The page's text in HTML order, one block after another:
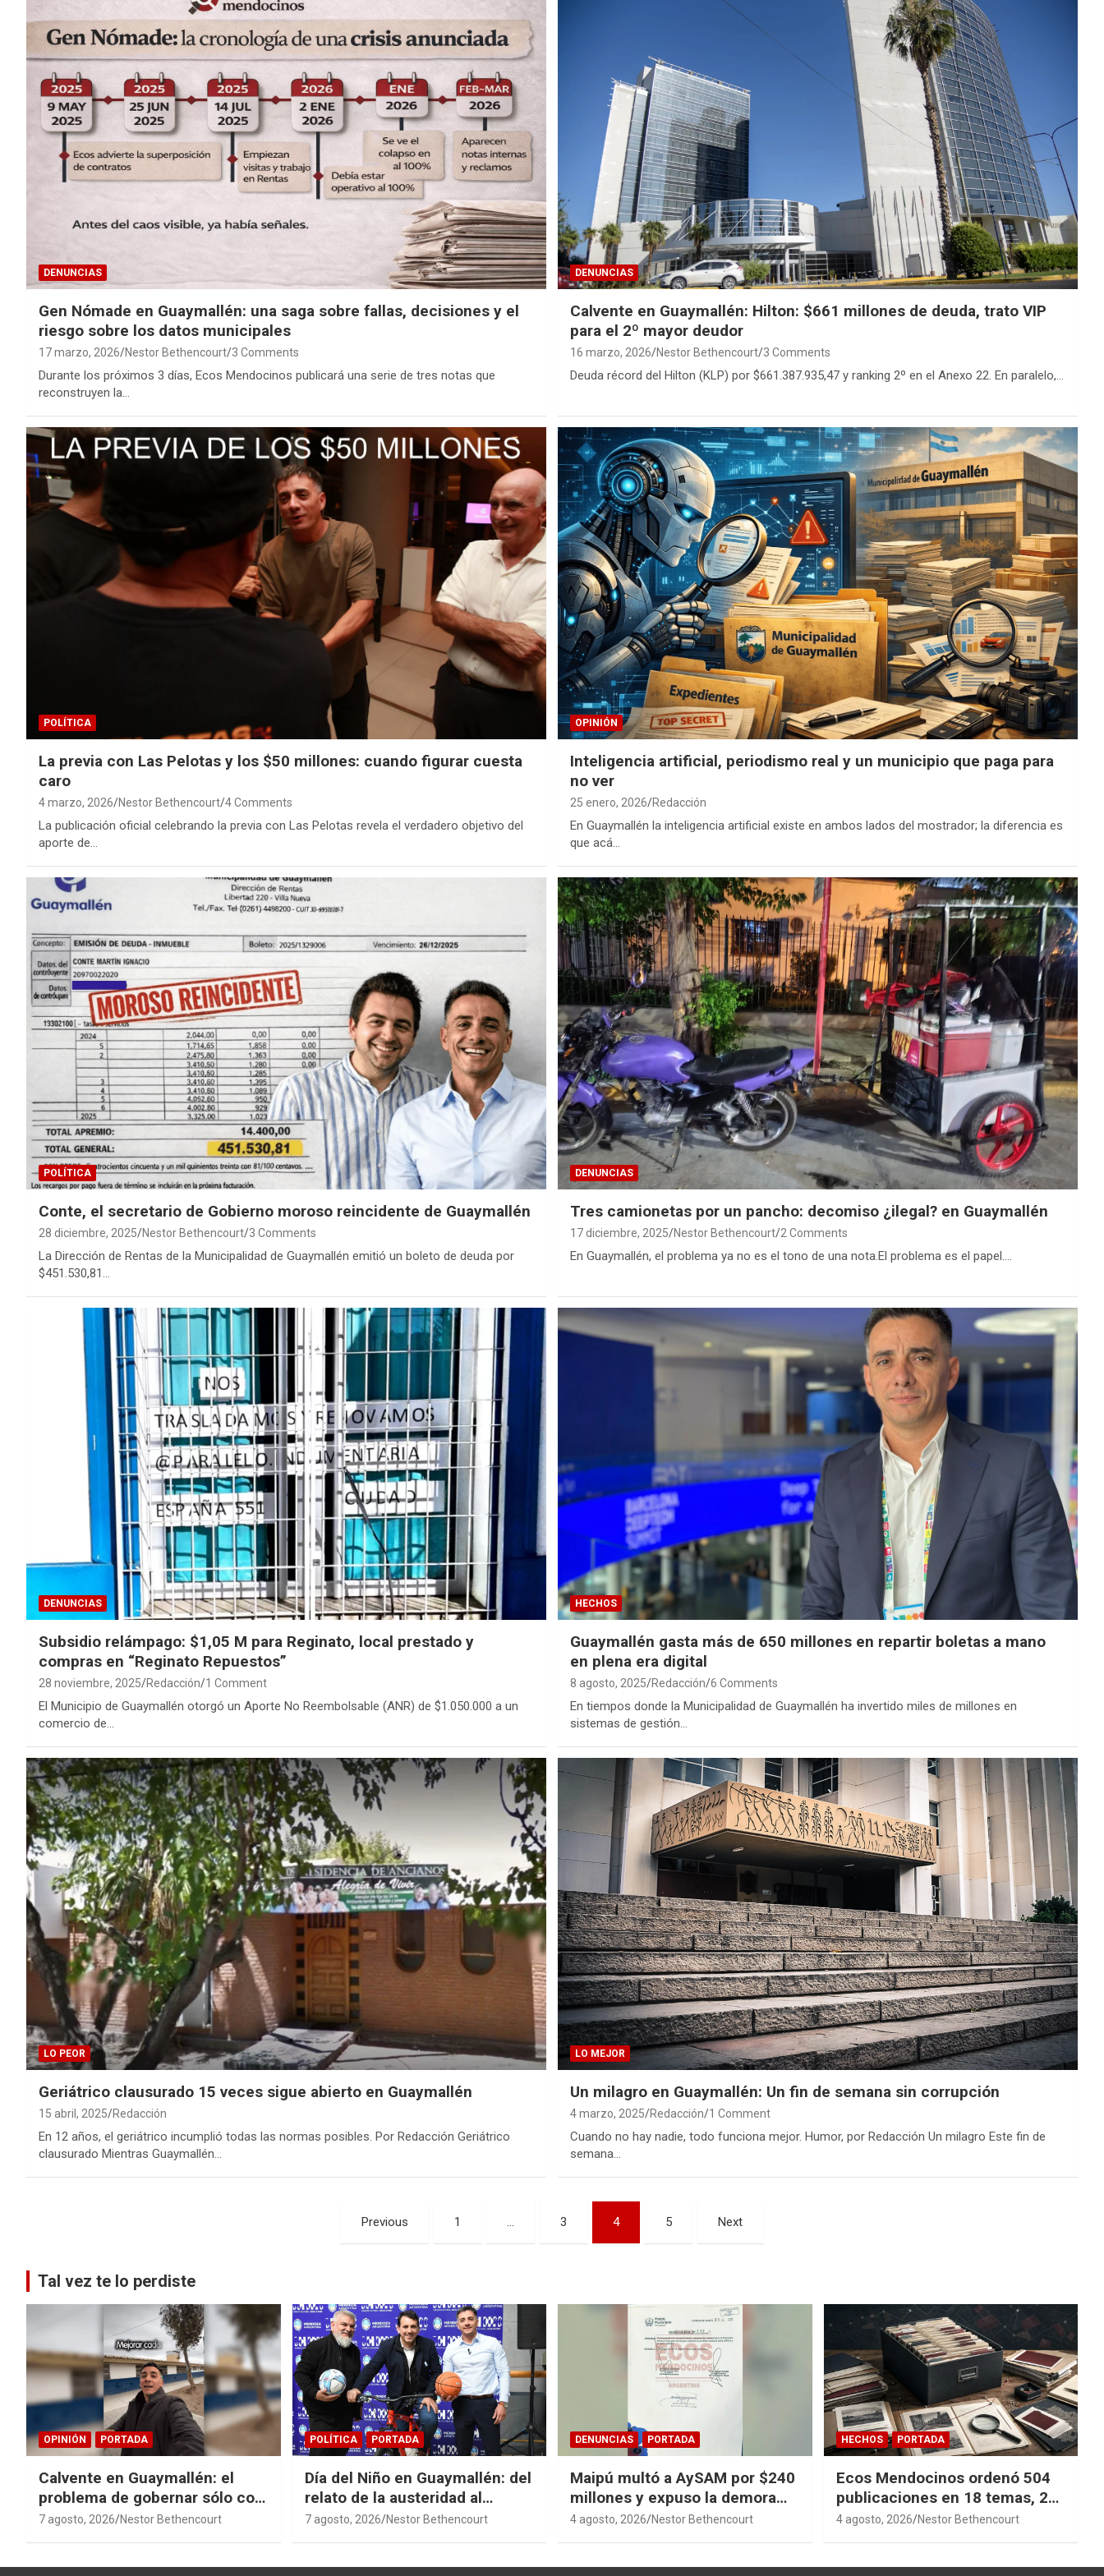
DENUNCIAS
Gen Nómade en Guaymallén: una saga sobre fallas, decisiones y el
riesgo sobre los datos municipales
17 marzo, 2026 Nestor Bethencourt 3 Comments
Durante los próximos 3 días, Ecos Mendocinos publicará una serie de tres notas que
reconstruyen la…
DENUNCIAS
Calvente en Guaymallén: Hilton: $661 millones de deuda, trato VIP
para el 2º mayor deudor
16 marzo, 2026 Nestor Bethencourt 3 Comments
Deuda récord del Hilton (KLP) por $661.387.935,47 y ranking 2º en el Anexo 22. En paralelo,…
POLÍTICA
La previa con Las Pelotas y los $50 millones: cuando figurar cuesta
caro
4 marzo, 2026 Nestor Bethencourt 4 Comments
La publicación oficial celebrando la previa con Las Pelotas revela el verdadero objetivo del
aporte de…
OPINIÓN
Inteligencia artificial, periodismo real y un municipio que paga para
no ver
25 enero, 2026 Redacción
En Guaymallén la inteligencia artificial existe en ambos lados del mostrador; la diferencia es
que acá…
POLÍTICA
Conte, el secretario de Gobierno moroso reincidente de Guaymallén
28 diciembre, 2025 Nestor Bethencourt 3 Comments
La Dirección de Rentas de la Municipalidad de Guaymallén emitió un boleto de deuda por
$451.530,81…
DENUNCIAS
Tres camionetas por un pancho: decomiso ¿ilegal? en Guaymallén
17 diciembre, 2025 Nestor Bethencourt 2 Comments
En Guaymallén, el problema ya no es el tono de una nota.El problema es el papel.…
DENUNCIAS
Subsidio relámpago: $1,05 M para Reginato, local prestado y
compras en “Reginato Repuestos”
28 noviembre, 2025 Redacción 1 Comment
El Municipio de Guaymallén otorgó un Aporte No Reembolsable (ANR) de $1.050.000 a un
comercio de…
HECHOS
Guaymallén gasta más de 650 millones en repartir boletas a mano
en plena era digital
8 agosto, 2025 Redacción 6 Comments
En tiempos donde la Municipalidad de Guaymallén ha invertido miles de millones en
sistemas de gestión…
LO PEOR
Geriátrico clausurado 15 veces sigue abierto en Guaymallén
15 abril, 2025 Redacción
En 12 años, el geriátrico incumplió todas las normas posibles. Por Redacción Geriátrico
clausurado Mientras Guaymallén…
LO MEJOR
Un milagro en Guaymallén: Un fin de semana sin corrupción
4 marzo, 2025 Redacción 1 Comment
Cuando no hay nadie, todo funciona mejor. Humor, por Redacción Un milagro Este fin de
semana…
entradas
Previous 1 … 3 4 5 Next
Tal vez te lo perdiste
OPINIÓN PORTADA
Calvente en Guaymallén: el
problema de gobernar sólo con
buenas noticias
7 agosto, 2026 Nestor Bethencourt
POLÍTICA PORTADA
Día del Niño en Guaymallén: del
relato de la austeridad al
derroche de $74 millones
7 agosto, 2026 Nestor Bethencourt
DENUNCIAS PORTADA
Maipú multó a AySAM por $240
millones y expuso la demora
cloacal en Guaymallén
4 agosto, 2026 Nestor Bethencourt
HECHOS PORTADA
Ecos Mendocinos ordenó 504
publicaciones en 18 temas, 27
sagas y 14 índices para
4 agosto, 2026 Nestor Bethencourt